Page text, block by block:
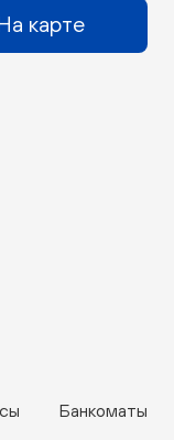
карте
Банкоматы